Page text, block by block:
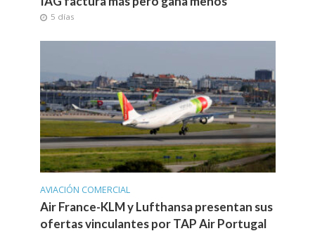
5 días
AVIACIÓN COMERCIAL
Air France-KLM y Lufthansa presentan sus
ofertas vinculantes por TAP Air Portugal